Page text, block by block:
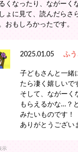
くなったり、ながーく
ょに見て、読んだらさ
おもしろかったです。
2025.01.05 ふ
子どもさんと一緒
たら凄く嬉しいで
そして、ながーく
もらえるかな…？
みたいものです！
ありがとうござい
示